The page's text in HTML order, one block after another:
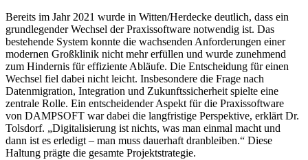
Bereits im Jahr 2021 wurde in Witten/Herdecke deutlich, dass ein
grundlegender Wechsel der Praxissoftware notwendig ist. Das
bestehende System konnte die wachsenden Anforderungen einer
modernen Großklinik nicht mehr erfüllen und wurde zunehmend
zum Hindernis für effiziente Abläufe. Die Entscheidung für einen
Wechsel fiel dabei nicht leicht. Insbesondere die Frage nach
Datenmigration, Integration und Zukunftssicherheit spielte eine
zentrale Rolle. Ein entscheidender Aspekt für die Praxissoftware
von DAMPSOFT war dabei die langfristige Perspektive, erklärt Dr.
Tolsdorf. „Digitalisierung ist nichts, was man einmal macht und
dann ist es erledigt – man muss dauerhaft dranbleiben.“ Diese
Haltung prägte die gesamte Projektstrategie.